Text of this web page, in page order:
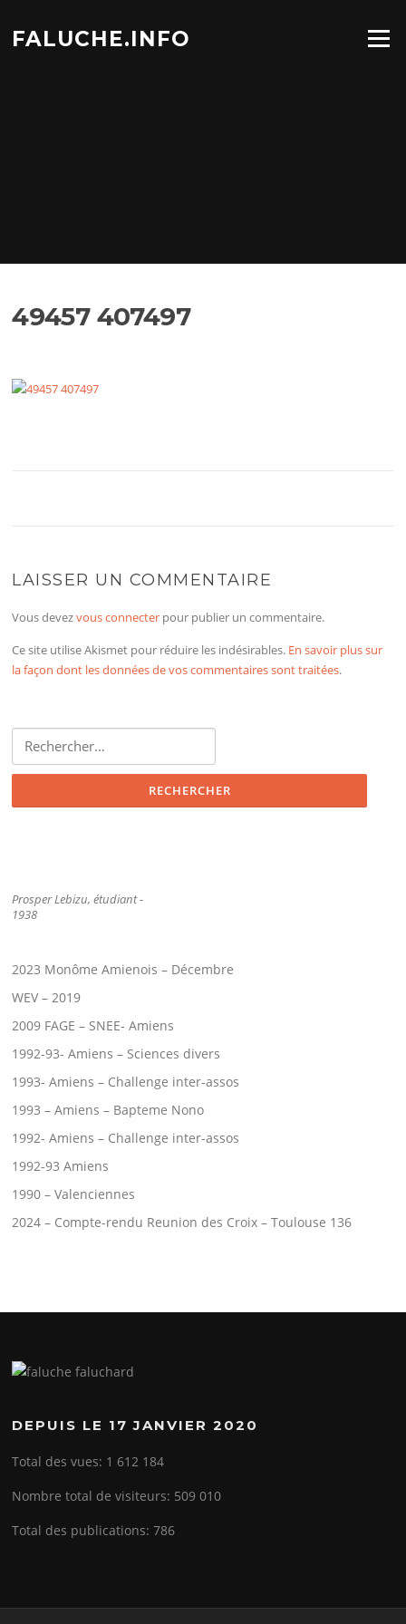
contenu
FALUCHE.INFO Menu
49457 407497
LAISSER UN COMMENTAIRE
Vous devezvous connecter pour publier un commentaire.
Ce site utilise Akismet pour réduire les indésirables. En savoir plus sur
la façon dont les données de vos commentaires sont traitées.
Rechercher :
Prosper Lebizu, étudiant -
1938
2023 Monôme Amienois – Décembre
WEV – 2019
2009 FAGE – SNEE- Amiens
1992-93- Amiens – Sciences divers
1993- Amiens – Challenge inter-assos
1993 – Amiens – Bapteme Nono
1992- Amiens – Challenge inter-assos
1992-93 Amiens
1990 – Valenciennes
2024 – Compte-rendu Reunion des Croix – Toulouse 136
DEPUIS LE 17 JANVIER 2020
Total des vues: 1 612 184
Nombre total de visiteurs: 509 010
Total des publications:786